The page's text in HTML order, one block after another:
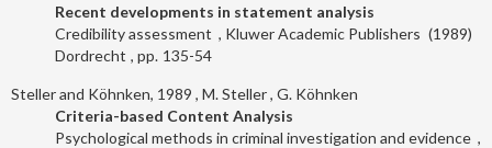
Recent developments in statement analysis
Credibility assessment
Kluwer Academic Publishers
Dordrecht
1989
135-54
Steller and Köhnken, 1989 M. Steller G. Köhnken
Criteria-based Content Analysis
Psychological methods in criminal investigation and evidence